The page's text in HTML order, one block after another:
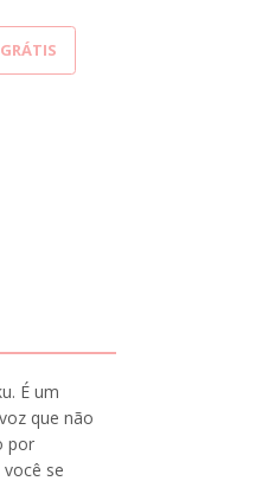
É um
que não
por
se